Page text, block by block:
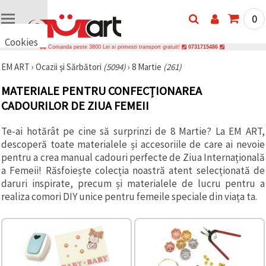
Cookies
vrem să vă
câteva
cookie -uri.
Cu toate
de cele pe
care le
cunoașteți,
suntem
siguri că
veți avea
cea mai
tare
aici,
preferințele
0
Comanda peste 3800 Lei si primesti transport gratuit! 0731715486
EM ART › Ocazii și Sărbători (5094)› 8 Martie (261)
MATERIALE PENTRU CONFECȚIONAREA
CADOURILOR DE ZIUA FEMEII
Te-ai hotărât pe cine să surprinzi de 8 Martie? La EM ART,
descoperă toate materialele și accesoriile de care ai nevoie
pentru a crea manual cadouri perfecte de Ziua Internațională
a Femeii! Răsfoiește colecția noastră atent selecționată de
daruri inspirate, precum și materialele de lucru pentru a
realiza comori DIY unice pentru femeile speciale din viața ta.